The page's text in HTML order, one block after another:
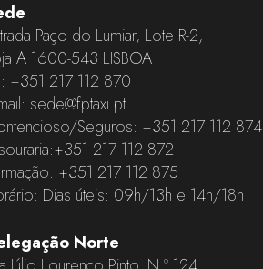
Paço do Lumiar, Lote R-2,
A 1600-543 LISBOA
+351 217 112 870
sede@fptaxi.pt
Seguros: +351 217 112 874
+351 217 112 872
+351 217 112 875
Dias úteis: 09h/13h e 14h/18h
Norte